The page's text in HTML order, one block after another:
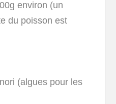
environ (un
du poisson est
(algues pour les